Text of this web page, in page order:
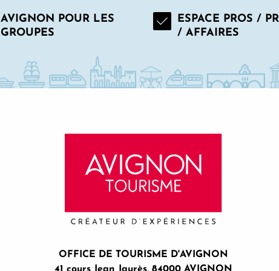
AVIGNON POUR LES
GROUPES
ESPACE PROS /
/ AFFAIRES
OFFICE DE TOURISME D'AVIGNON
41 cours Jean Jaurès, 84000 AVIGNON